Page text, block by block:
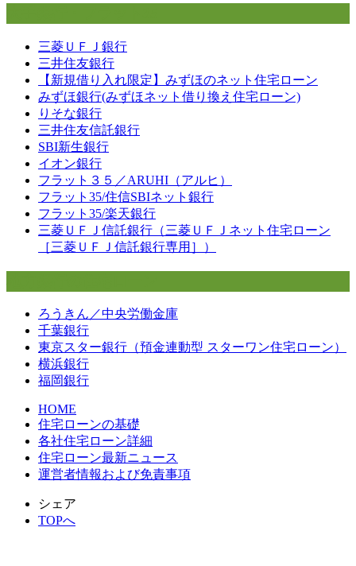
三菱ＵＦＪ銀行
三井住友銀行
【新規借り入れ限定】みずほのネット住宅ローン
みずほ銀行(みずほネット借り換え住宅ローン)
りそな銀行
三井住友信託銀行
SBI新生銀行
イオン銀行
フラット３５／ARUHI（アルヒ）
フラット35/住信SBIネット銀行
フラット35/楽天銀行
三菱ＵＦＪ信託銀行（三菱ＵＦＪネット住宅ローン
［三菱ＵＦＪ信託銀行専用］）
ろうきん／中央労働金庫
千葉銀行
東京スター銀行（預金連動型 スターワン住宅ローン）
横浜銀行
福岡銀行
HOME
住宅ローンの基礎
各社住宅ローン詳細
住宅ローン最新ニュース
運営者情報および免責事項
シェア
TOPへ